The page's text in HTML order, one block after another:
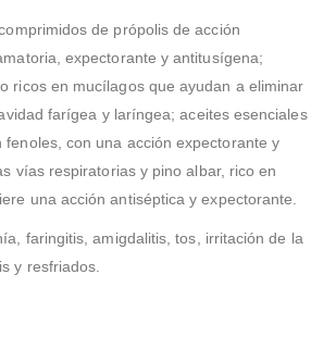
de própolis de acción
expectorante y antitusígena;
ricos en mucílagos que ayudan a eliminar
farígea y laríngea; aceites esenciales
fenoles, con una acción expectorante y
vías respiratorias y pino albar, rico en
una acción antiséptica y expectorante.
faringitis, amigdalitis, tos, irritación de la
y resfriados.